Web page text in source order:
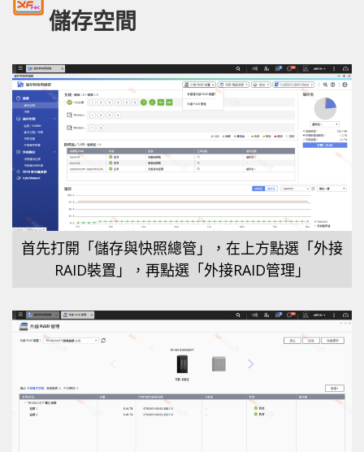
儲存空間
首先打開「儲存與快照總管」，在上方點選「外接
RAID裝置」，再點選「外接RAID管理」